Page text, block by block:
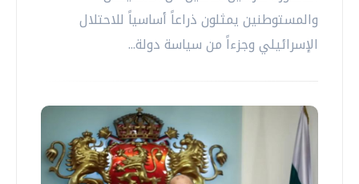
والمستوطنين يمثلون ذراعاً أساسياً للاحتلال
الإسرائيلي وجزءاً من سياسة دولة...